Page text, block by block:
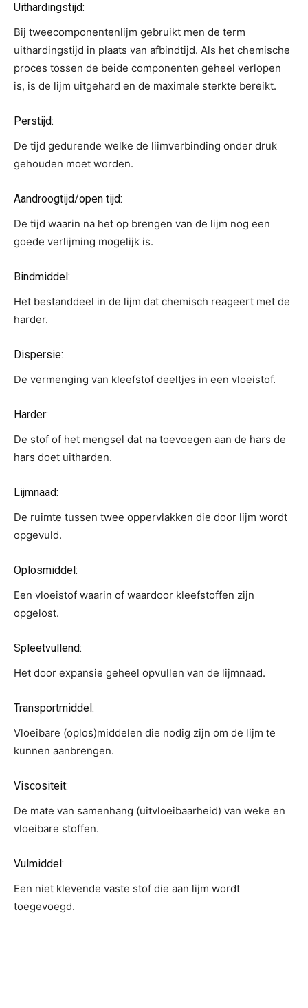
Uithardingstijd:
Bij tweecomponentenlijm gebruikt men de term
uithardingstijd in plaats van afbindtijd. Als het chemische
proces tossen de beide componenten geheel verlopen
is, is de lijm uitgehard en de maximale sterkte bereikt.
Perstijd:
De tijd gedurende welke de liimverbinding onder druk
gehouden moet worden.
Aandroogtijd/open tijd:
De tijd waarin na het op brengen van de lijm nog een
goede verlijming mogelijk is.
Bindmiddel:
Het bestanddeel in de lijm dat chemisch reageert met de
harder.
Dispersie:
De vermenging van kleefstof deeltjes in een vloeistof.
Harder:
De stof of het mengsel dat na toevoegen aan de hars de
hars doet uitharden.
Lijmnaad:
De ruimte tussen twee oppervlakken die door lijm wordt
opgevuld.
Oplosmiddel:
Een vloeistof waarin of waardoor kleefstoffen zijn
opgelost.
Spleetvullend:
Het door expansie geheel opvullen van de lijmnaad.
Transportmiddel:
Vloeibare (oplos)middelen die nodig zijn om de lijm te
kunnen aanbrengen.
Viscositeit:
De mate van samenhang (uitvloeibaarheid) van weke en
vloeibare stoffen.
Vulmiddel:
Een niet klevende vaste stof die aan lijm wordt
toegevoegd.